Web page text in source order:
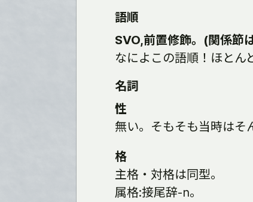
語順
SVO,前置修飾。(関係節
なによこの語順！ほとん
名詞
性
無い。そもそも当時はそ
格
主格・対格は同型。
属格:接尾辞-n。